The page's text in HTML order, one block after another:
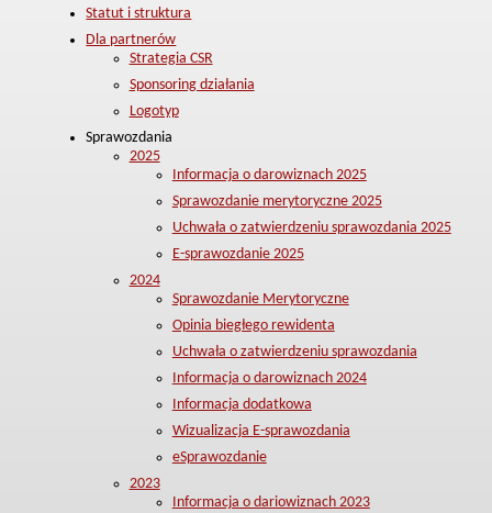
Statut i struktura
Dla partnerów
Strategia CSR
Sponsoring działania
Logotyp
Sprawozdania
2025
Informacja o darowiznach 2025
Sprawozdanie merytoryczne 2025
Uchwała o zatwierdzeniu sprawozdania 2025
E-sprawozdanie 2025
2024
Sprawozdanie Merytoryczne
Opinia biegłego rewidenta
Uchwała o zatwierdzeniu sprawozdania
Informacja o darowiznach 2024
Informacja dodatkowa
Wizualizacja E-sprawozdania
eSprawozdanie
2023
Informacja o dariowiznach 2023